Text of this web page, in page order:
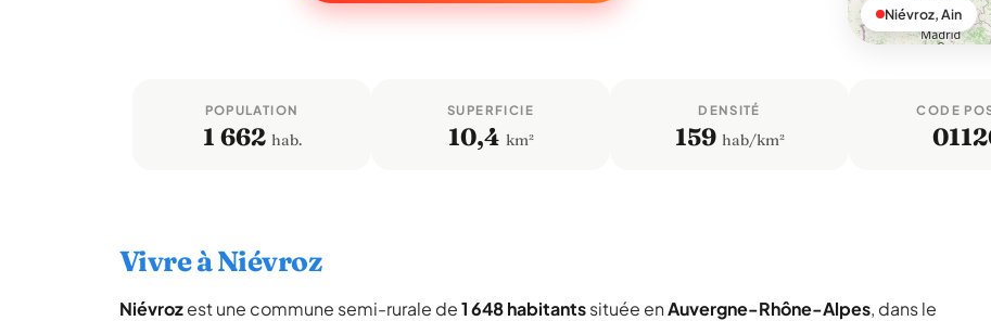
Niévroz, Ain
POPULATION
1 662 hab.
SUPERFICIE
10,4 km²
DENSITÉ
159 hab/km²
CODE
Vivre à Niévroz
Niévrozest une commune semi-rurale de1 648 habitantssituée enAuvergne-Rhône-Alpes, dans le